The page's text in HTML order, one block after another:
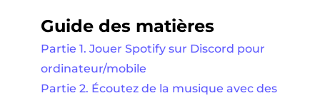
Guide des matières
Partie 1. Jouer Spotify sur Discord pour
ordinateur/mobile
Partie 2. Écoutez de la musique avec des